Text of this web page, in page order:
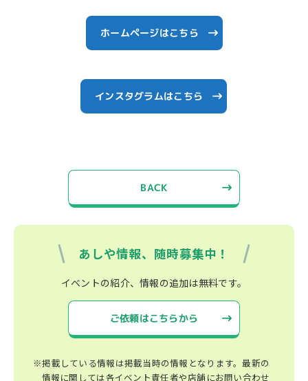
ホームページはこちら
インスタグラムはこちら
BACK
あしや情報、随時募集中！
イベントの紹介、情報の追加は無料です。
ご依頼はこちらから
※掲載している情報は掲載当時の情報となります。最新の
情報に関しては各イベント責任者や店舗にお問い合わせ